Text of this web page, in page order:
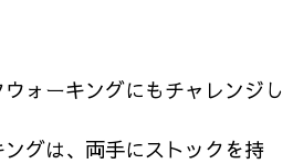
ォーキングにもチャレンジし
グは、両手にストックを持